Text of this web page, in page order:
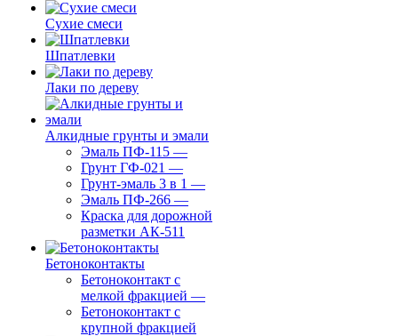
Сухие смеси
Шпатлевки
Лаки по дереву
Алкидные грунты и эмали
Эмаль ПФ-115 —
Грунт ГФ-021 —
Грунт-эмаль 3 в 1 —
Эмаль ПФ-266 —
Краска для дорожной
разметки АК-511
Бетоноконтакты
Бетоноконтакт с
мелкой фракцией —
Бетоноконтакт с
крупной фракцией